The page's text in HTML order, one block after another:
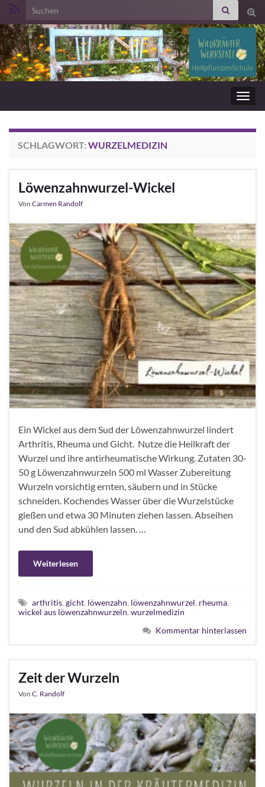
Search for:
SCHLAGWORT: WURZELMEDIZIN
Löwenzahnwurzel-Wickel
Von Carmen Randolf
Ein Wickel aus dem Sud der Löwenzahnwurzel lindert
Arthritis, Rheuma und Gicht. Nutze die Heilkraft der
Wurzel und ihre antirheumatische Wirkung. Zutaten 30-
50 g Löwenzahnwurzeln 500 ml Wasser Zubereitung
Wurzeln vorsichtig ernten, säubern und in Stücke
schneiden. Kochendes Wasser über die Wurzelstücke
gießen und etwa 30 Minuten ziehen lassen. Abseihen
und den Sud abkühlen lassen. …
Weiterlesen
arthritis, gicht, löwenzahn, löwenzahnwurzel, rheuma,
wickel aus löwenzahnwurzeln, wurzelmedizin
Kommentar hinterlassen
Zeit der Wurzeln
Von C. Randolf